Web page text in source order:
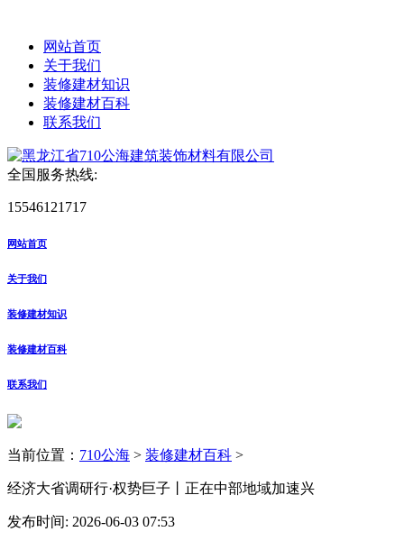
网站首页
关于我们
装修建材知识
装修建材百科
联系我们
全国服务热线:
15546121717
网站首页
关于我们
装修建材知识
装修建材百科
联系我们
当前位置： 710公海 > 装修建材百科 >
经济大省调研行·权势巨子丨正在中部地域加速兴
发布时间: 2026-06-03 07:53